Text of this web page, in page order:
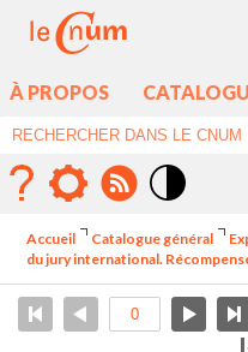
À PROPOS
élévé
Accueil Catalogue général
du jury international.